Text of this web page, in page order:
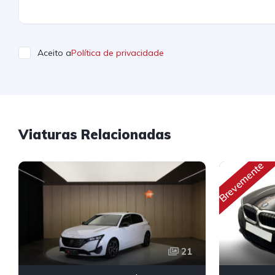
Aceito aPolítica de privacidade
Viaturas Relacionadas
21
Brevemente